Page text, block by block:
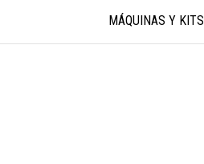
MÁQUINAS Y KITS